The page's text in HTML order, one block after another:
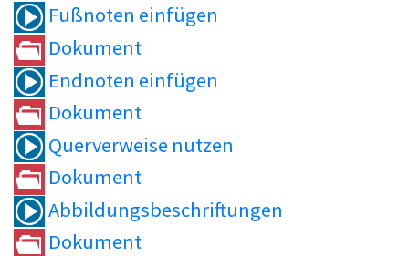
Fußnoten einfügen
Dokument
Endnoten einfügen
Dokument
Querverweise nutzen
Dokument
Abbildungsbeschriftungen
Dokument